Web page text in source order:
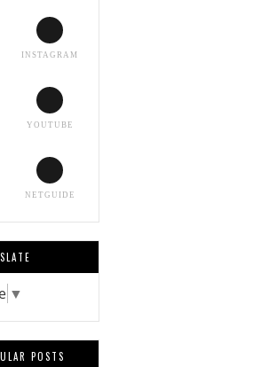
INSTAGRAM
YOUTUBE
NETGUIDE
▼
POSTS